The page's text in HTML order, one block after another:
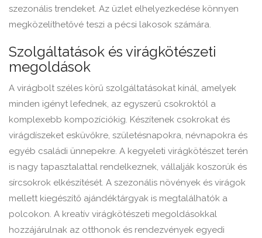
szezonális trendeket. Az üzlet elhelyezkedése könnyen
megközelíthetővé teszi a pécsi lakosok számára.
Szolgáltatások és virágkötészeti
megoldások
A virágbolt széles körű szolgáltatásokat kínál, amelyek
minden igényt lefednek, az egyszerű csokroktól a
komplexebb kompozíciókig. Készítenek csokrokat és
virágdíszeket esküvőkre, születésnapokra, névnapokra és
egyéb családi ünnepekre. A kegyeleti virágkötészet terén
is nagy tapasztalattal rendelkeznek, vállalják koszorúk és
sírcsokrok elkészítését. A szezonális növények és virágok
mellett kiegészítő ajándéktárgyak is megtalálhatók a
polcokon. A kreatív virágkötészeti megoldásokkal
hozzájárulnak az otthonok és rendezvények egyedi